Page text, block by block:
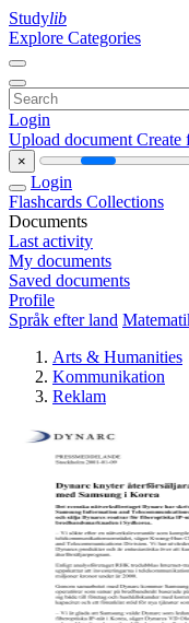
Studylib
Explore Categories
Login
Upload document Create
×
Login
Flashcards Collections
Documents
Last activity
My documents
Saved documents
Profile
Språk efter land
Arts & Humanities
Kommunikation
Reklam